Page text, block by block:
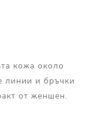
кожа около
линии и бръчки
от женшен.